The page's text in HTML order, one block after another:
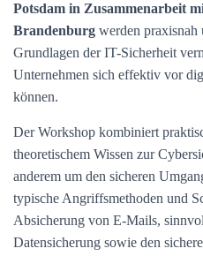
Potsdam in Zusammenarbeit
Brandenburg werden praxisnah
Grundlagen der IT-Sicherheit
Unternehmen sich effektiv vor
können.
Der Workshop kombiniert
theoretischem Wissen zur
anderem um den sicheren
typische Angriffsmethoden und
Absicherung von E-Mails,
Datensicherung sowie den